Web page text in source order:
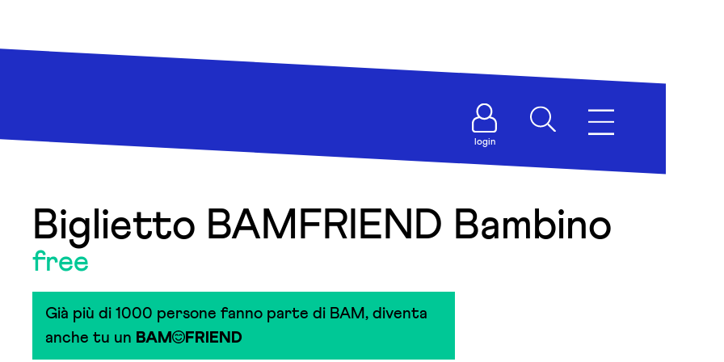
login
Biglietto BAMFRIEND Bambino
free
Già più di 1000 persone fanno parte di BAM, diventa
anche tu un BAM FRIEND